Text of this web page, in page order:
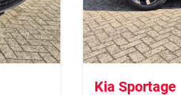
Kia Sportage